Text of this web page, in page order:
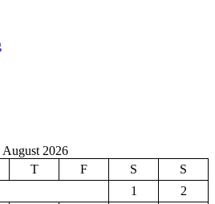
August 2026
T F S
S
1
2